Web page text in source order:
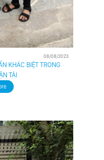
08/08/2023
KHÁC BIỆT TRONG
TẢI